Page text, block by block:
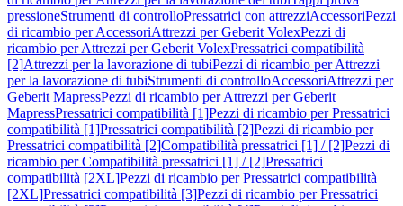
pressioneStrumenti di controlloPressatrici con attrezziAccessoriPezzi
di ricambio per AccessoriAttrezzi per Geberit VolexPezzi di
ricambio per Attrezzi per Geberit VolexPressatrici compatibilità
[2]Attrezzi per la lavorazione di tubiPezzi di ricambio per Attrezzi
per la lavorazione di tubiStrumenti di controlloAccessoriAttrezzi per
Geberit MapressPezzi di ricambio per Attrezzi per Geberit
MapressPressatrici compatibilità [1]Pezzi di ricambio per Pressatrici
compatibilità [1]Pressatrici compatibilità [2]Pezzi di ricambio per
Pressatrici compatibilità [2]Compatibilità pressatrici [1] / [2]Pezzi di
ricambio per Compatibilità pressatrici [1] / [2]Pressatrici
compatibilità [2XL]Pezzi di ricambio per Pressatrici compatibilità
[2XL]Pressatrici compatibilità [3]Pezzi di ricambio per Pressatrici